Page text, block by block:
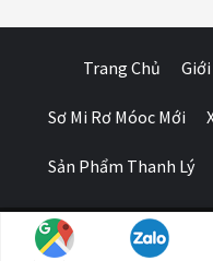
Trang Chủ
Sơ Mi Rơ Móoc Mới
Sản Phẩm Thanh Lý
Ô Tô Huỳnh Gia Phát